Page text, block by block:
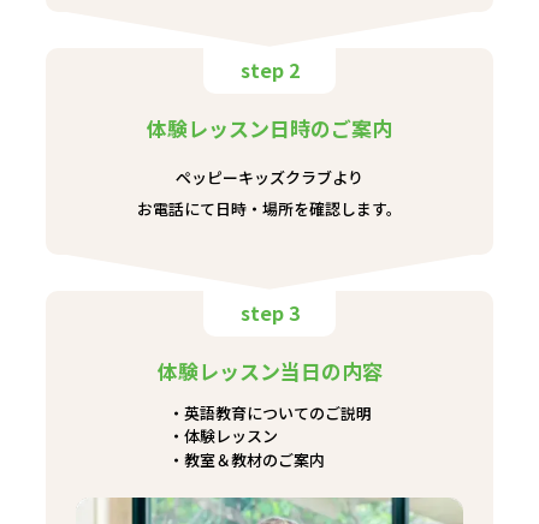
step 2
体験レッスン日時のご案内
ペッピーキッズクラブより
お電話にて日時・場所を確認します。
step 3
体験レッスン当日の内容
英語教育についてのご説明
体験レッスン
教室＆教材のご案内